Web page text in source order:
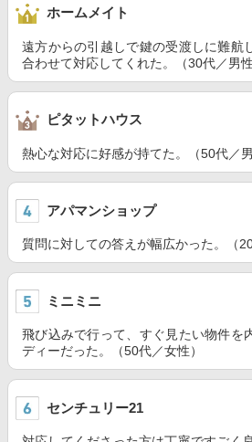
ホームメイト
遠方からの引越しで鍵の受渡しに難航
合わせて対応してくれた。（30代／男性
ピタットハウス
熱心な対応に好感が持てた。（50代／男
アパマンショップ
質問に対しての答えが幅広かった。（20
ミニミニ
飛び込みで行って、すぐ見たい物件を
ディーだった。（50代／女性）
センチュリー21